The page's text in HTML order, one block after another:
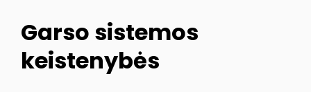
Garso sistemos
keistenybės